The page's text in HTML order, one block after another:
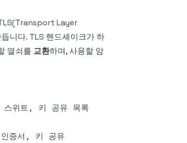
Layer
니다. TLS 핸드셰이크가 하
열쇠를 교환하며, 사용할 암